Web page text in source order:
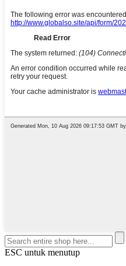
ESC untuk menutup